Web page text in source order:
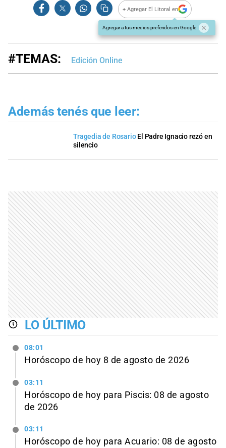
+ Agregar El Litoral en
Agregar a tus medios preferidos en Google
#TEMAS: Edición Online
Además tenés que leer:
Tragedia de Rosario El Padre Ignacio rezó en
silencio
LO ÚLTIMO
08:01
Horóscopo de hoy 8 de agosto de 2026
03:11
Horóscopo de hoy para Piscis: 08 de agosto
de 2026
03:11
Horóscopo de hoy para Acuario: 08 de agosto